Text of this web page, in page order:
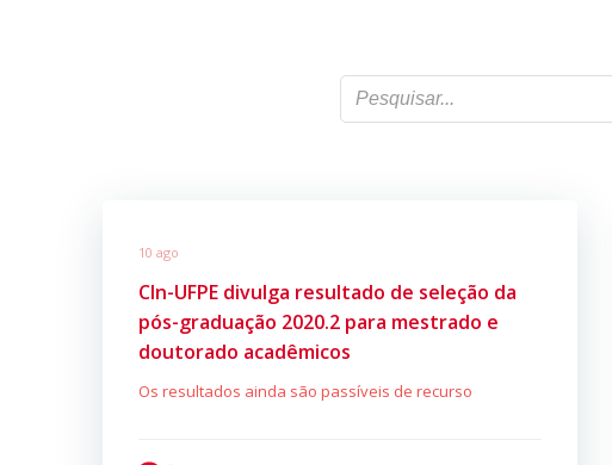
10 ago
CIn-UFPE divulga resultado de seleção da
pós-graduação 2020.2 para mestrado e
doutorado acadêmicos
Os resultados ainda são passíveis de recurso